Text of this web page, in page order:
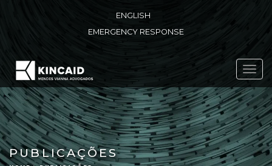
ENGLISH
EMERGENCY RESPONSE
PUBLICAÇÕES